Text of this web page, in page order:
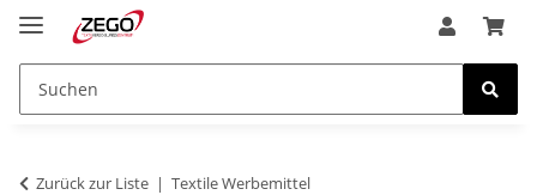
Zurück zur Liste Textile Werbemittel